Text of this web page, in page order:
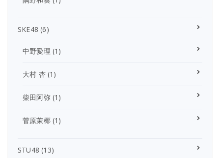
SKE48 (6)
中野愛理 (1)
大村 杏(1)
柴田阿弥(1)
菅原茉椰(1)
STU48 (13)